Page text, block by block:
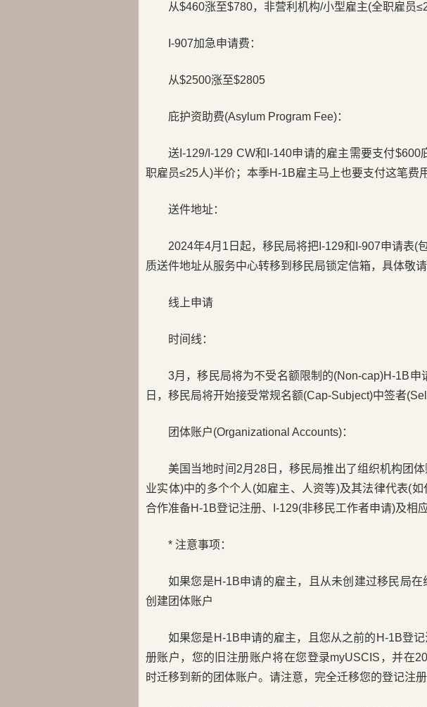
从$460涨至$780，非营利机构/小型雇主(全职雇员
I-907加急申请费：
从$2500涨至$2805
庇护资助费(Asylum Program Fee)：
送I-129/I-129 CW和I-140申请的雇主需要支付
职雇员≤25人)半价；本季H-1B雇主马上也要支付这笔费
送件地址：
2024年4月1日起，移民局将把I-129和I-907申请表(
质送件地址从服务中心转移到移民局锁定信箱，具体敬
线上申请
时间线：
3月，移民局将为不受名额限制的(Non-cap)H-1B申
日，移民局将开始接受常规名额(Cap-Subject)中签者
团体账户(Organizational Accounts)：
美国当地时间2月28日，移民局推出了组织机构团
业实体)中的多个个人(如雇主、人资等)及其法律代表(
合作准备H-1B登记注册、I-129(非移民工作者申请)及相
* 注意事项：
如果您是H-1B申请的雇主，且从未创建过移民局
创建团体账户
如果您是H-1B申请的雇主，且您从之前的H-1B登
册账户，您的旧注册账户将在您登录myUSCIS，并在
时迁移到新的团体账户。请注意，完全迁移您的登记注